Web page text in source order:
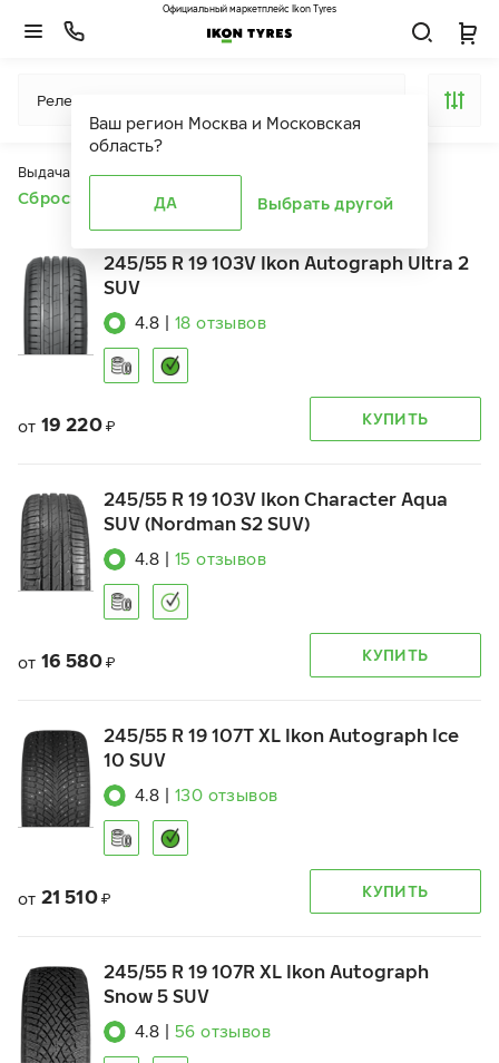
Ваш регион Москва и Московская
область?
ДА Выбрать другой
Официальный маркетплейс Ikon Tyres
Релевантность
Выдача продуктов ограничена действием фильтров
Сбросить все фильтры
245/55 R 19 103V Ikon Autograph Ultra 2
SUV
4.8 18 отзывов
от 19 220 ₽ КУПИТЬ
245/55 R 19 103V Ikon Character Aqua
SUV (Nordman S2 SUV)
4.8 15 отзывов
от 16 580 ₽ КУПИТЬ
245/55 R 19 107T XL Ikon Autograph Ice
10 SUV
4.8 130 отзывов
от 21 510 ₽ КУПИТЬ
245/55 R 19 107R XL Ikon Autograph
Snow 5 SUV
4.8 56 отзывов